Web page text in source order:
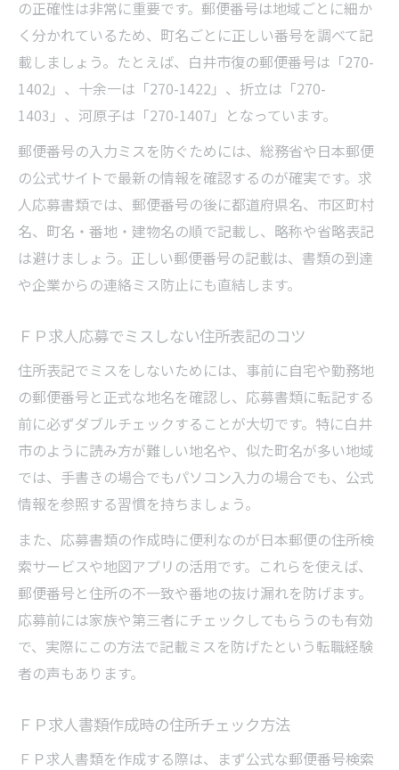
の正確性は非常に重要です。郵便番号は地域ごとに細か
く分かれているため、町名ごとに正しい番号を調べて記
載しましょう。たとえば、白井市復の郵便番号は「270-
1402」、十余一は「270-1422」、折立は「270-
1403」、河原子は「270-1407」となっています。
郵便番号の入力ミスを防ぐためには、総務省や日本郵便
の公式サイトで最新の情報を確認するのが確実です。求
人応募書類では、郵便番号の後に都道府県名、市区町村
名、町名・番地・建物名の順で記載し、略称や省略表記
は避けましょう。正しい郵便番号の記載は、書類の到達
や企業からの連絡ミス防止にも直結します。
ＦＰ求人応募でミスしない住所表記のコツ
住所表記でミスをしないためには、事前に自宅や勤務地
の郵便番号と正式な地名を確認し、応募書類に転記する
前に必ずダブルチェックすることが大切です。特に白井
市のように読み方が難しい地名や、似た町名が多い地域
では、手書きの場合でもパソコン入力の場合でも、公式
情報を参照する習慣を持ちましょう。
また、応募書類の作成時に便利なのが日本郵便の住所検
索サービスや地図アプリの活用です。これらを使えば、
郵便番号と住所の不一致や番地の抜け漏れを防げます。
応募前には家族や第三者にチェックしてもらうのも有効
で、実際にこの方法で記載ミスを防げたという転職経験
者の声もあります。
ＦＰ求人書類作成時の住所チェック方法
ＦＰ求人書類を作成する際は、まず公式な郵便番号検索